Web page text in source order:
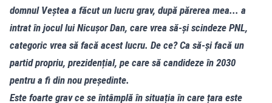
domnul Veștea a făcut un lucru grav, după părerea mea... a
intrat în jocul lui Nicușor Dan, care vrea să-și scindeze PNL,
categoric vrea să facă acest lucru. De ce? Ca să-și facă un
partid propriu, prezidențial, pe care să candideze în 2030
pentru a fi din nou președinte.
Este foarte grav ce se întâmplă în situația în care țara este